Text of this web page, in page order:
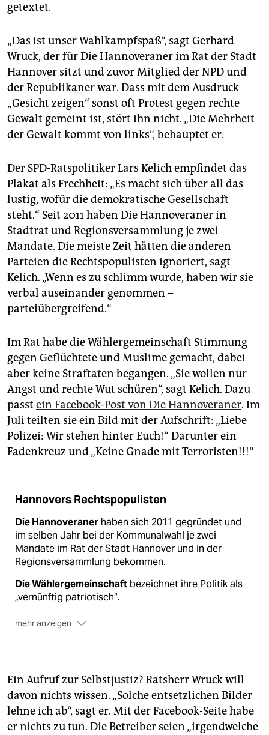
getextet.
„Das ist unser Wahlkampfspaß“, sagt Gerhard
Wruck, der für Die Hannoveraner im Rat der Stadt
Hannover sitzt und zuvor Mitglied der NPD und
der Republikaner war. Dass mit dem Ausdruck
„Gesicht zeigen“ sonst oft Protest gegen rechte
Gewalt gemeint ist, stört ihn nicht. „Die Mehrheit
der Gewalt kommt von links“, behauptet er.
Der SPD-Ratspolitiker Lars Kelich empfindet das
Plakat als Frechheit: „Es macht sich über all das
lustig, wofür die demokratische Gesellschaft
steht.“ Seit 2011 haben Die Hannoveraner in
Stadtrat und Regionsversammlung je zwei
Mandate. Die meiste Zeit hätten die anderen
Parteien die Rechtspopulisten ignoriert, sagt
Kelich. „Wenn es zu schlimm wurde, haben wir sie
verbal auseinander genommen –
parteiübergreifend.“
Im Rat habe die Wählergemeinschaft Stimmung
gegen Geflüchtete und Muslime gemacht, dabei
aber keine Straftaten begangen. „Sie wollen nur
Angst und rechte Wut schüren“, sagt Kelich. Dazu
passt ein Facebook-Post von Die Hannoveraner. Im
Juli teilten sie ein Bild mit der Aufschrift: „Liebe
Polizei: Wir stehen hinter Euch!“ Darunter ein
Fadenkreuz und „Keine Gnade mit Terroristen!!!“
Hannovers Rechtspopulisten
Die Hannoveraner haben sich 2011 gegründet und
im selben Jahr bei der Kommunalwahl je zwei
Mandate im Rat der Stadt Hannover und in der
Regionsversammlung bekommen.
Die Wählergemeinschaft bezeichnet ihre Politik als
„vernünftig patriotisch“.
mehr anzeigen
Ein Aufruf zur Selbstjustiz? Ratsherr Wruck will
davon nichts wissen. „Solche entsetzlichen Bilder
lehne ich ab“, sagt er. Mit der Facebook-Seite habe
er nichts zu tun. Die Betreiber seien „irgendwelche